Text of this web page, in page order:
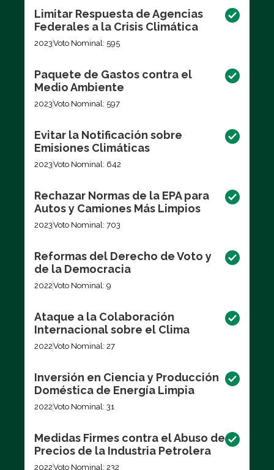
Limitar Respuesta de Agencias
Federales a la Crisis Climática
2023Voto Nominal: 595
Paquete de Gastos contra el
Medio Ambiente
2023Voto Nominal: 597
Evitar la Notificación sobre
Emisiones Climáticas
2023Voto Nominal: 642
Rechazar Normas de la EPA para
Autos y Camiones Más Limpios
2023Voto Nominal: 703
Reformas del Derecho de Voto y
de la Democracia
2022Voto Nominal: 9
Ataque a la Colaboración
Internacional sobre el Clima
2022Voto Nominal: 27
Inversión en Ciencia y Producción
Doméstica de Energía Limpia
2022Voto Nominal: 31
Medidas Firmes contra el Abuso de
Precios de la Industria Petrolera
2022Voto Nominal: 232